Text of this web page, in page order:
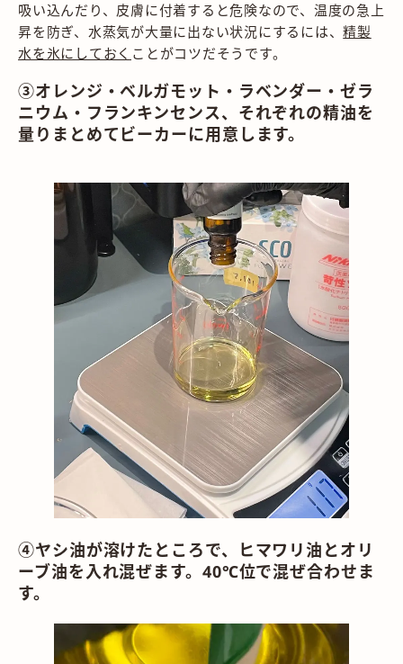
吸い込んだり、皮膚に付着すると危険なので、温度の急上
昇を防ぎ、水蒸気が大量に出ない状況にするには、精製
水を氷にしておく ことがコツだそうです。
③オレンジ・ベルガモット・ラベンダー・ゼラ
ニウム・フランキンセンス、それぞれの精油を
量りまとめてビーカーに用意します。
④ヤシ油が溶けたところで、ヒマワリ油とオリ
ーブ油を入れ混ぜます。40℃位で混ぜ合わせま
す。